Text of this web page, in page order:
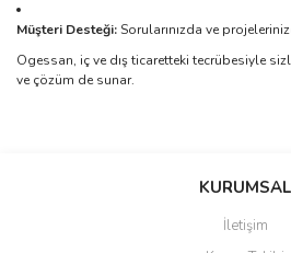
Müşteri Desteği:Sorularınızda ve
Ogessan, iç ve dış ticaretteki tecrübesiyle
ve çözüm de sunar.
Bu ürüne ilk yorumu
KURUMSAL
İletişim